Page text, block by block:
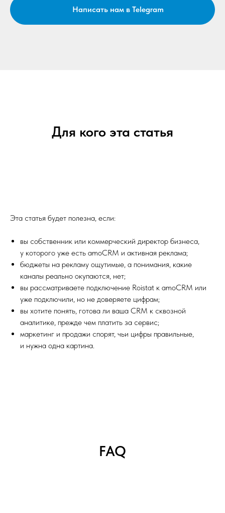
Написать нам в Telegram
Для кого эта статья
Эта статья будет полезна, если:
вы собственник или коммерческий директор бизнеса,
у которого уже есть amoCRM и активная реклама;
бюджеты на рекламу ощутимые, а понимания, какие
каналы реально окупаются, нет;
вы рассматриваете подключение Roistat к amoCRM или
уже подключили, но не доверяете цифрам;
вы хотите понять, готова ли ваша CRM к сквозной
аналитике, прежде чем платить за сервис;
маркетинг и продажи спорят, чьи цифры правильные,
и нужна одна картина.
FAQ